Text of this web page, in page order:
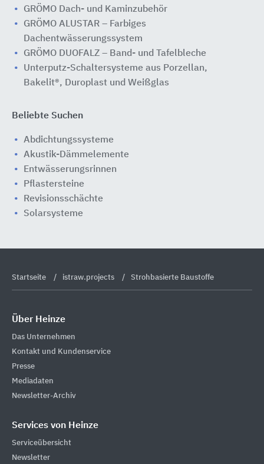
GRÖMO Dach- und Kaminzubehör
GRÖMO ALUSTAR – Farbiges
Dachentwässerungssystem
GRÖMO DUOFALZ – Band- und Tafelbleche
Unterputz-Schaltersysteme aus Porzellan,
Bakelit®, Duroplast und Weißglas
Beliebte Suchen
Abdichtungssysteme
Akustik-Dämmelemente
Entwässerungsrinnen
Pflastersteine
Revisionsschächte
Solarsysteme
Startseite istraw.projects Strohbasierte Baustoffe
Über Heinze
Das Unternehmen
Kontakt und Kundenservice
Presse
Mediadaten
Newsletter-Archiv
Services von Heinze
Serviceübersicht
Newsletter